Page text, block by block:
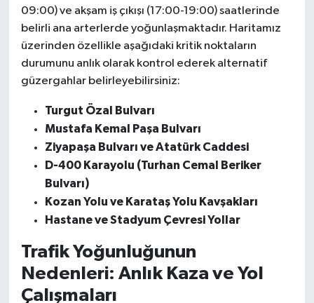
09:00) ve akşam iş çıkışı (17:00-19:00) saatlerinde
belirli ana arterlerde yoğunlaşmaktadır. Haritamız
üzerinden özellikle aşağıdaki kritik noktaların
durumunu anlık olarak kontrol ederek alternatif
güzergahlar belirleyebilirsiniz:
Turgut Özal Bulvarı
Mustafa Kemal Paşa Bulvarı
Ziyapaşa Bulvarı ve Atatürk Caddesi
D-400 Karayolu (Turhan Cemal Beriker
Bulvarı)
Kozan Yolu ve Karataş Yolu Kavşakları
Hastane ve Stadyum Çevresi Yollar
Trafik Yoğunluğunun
Nedenleri: Anlık Kaza ve Yol
Çalışmaları